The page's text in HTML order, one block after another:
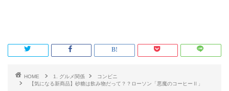
HOME 1. グルメ関係
コンビニ
【気になる新商品】砂糖は飲み物だって？？ローソン「悪魔のコーヒーⅡ」